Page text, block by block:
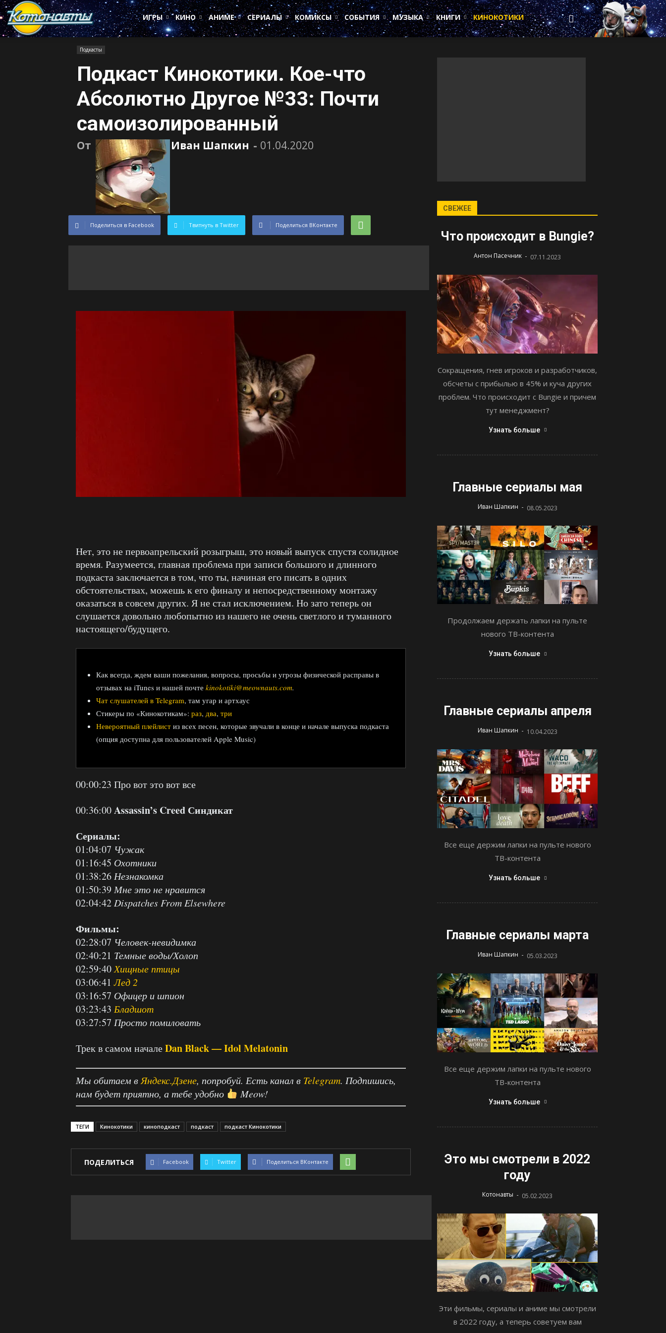
Котонавты
ИГРЫ
КИНО АНИМЕ СЕРИАЛЫ КОМИКСЫ СОБЫТИЯ МУЗЫКА КНИГИ КИНОКОТИКИ
Подкасты
Подкаст Кинокотики. Кое-что
Абсолютно Другое №33: Почти
самоизолированный
От Иван Шапкин - 01.04.2020
Поделиться в Facebook Твитнуть в Twitter Поделиться ВКонтакте
Нет, это не первоапрельский розыгрыш, это новый выпуск спустя солидное
время. Разумеется, главная проблема при записи большого и длинного
подкаста заключается в том, что ты, начиная его писать в одних
обстоятельствах, можешь к его финалу и непосредственному монтажу
оказаться в совсем других. Я не стал исключением. Но зато теперь он
слушается довольно любопытно из нашего не очень светлого и туманного
настоящего/будущего.
Как всегда, ждем ваши пожелания, вопросы, просьбы и угрозы физической расправы в
отзывах на iTunes и нашей почте kinokotiki@meownauts.com.
Чат слушателей в Telegram, там угар и артхаус
Стикеры по «Кинокотикам»: раз, два, три
Невероятный плейлист из всех песен, которые звучали в конце и начале выпуска подкаста
(опция доступна для пользователей Apple Music)
00:00:23 Про вот это вот все
00:36:00Assassin’s Creed Синдикат
Сериалы:
01:04:07 Чужак
01:16:45 Охотники
01:38:26 Незнакомка
01:50:39 Мне это не нравится
02:04:42 Dispatches From Elsewhere
Фильмы:
02:28:07 Человек-невидимка
02:40:21 Темные воды/Холоп
02:59:40Хищные птицы
03:06:41Лед 2
03:16:57 Офицер и шпион
03:23:43 Бладшот
03:27:57 Просто помиловать
Трек в самом началеDan Black — Idol Melatonin
Мы обитаем в Яндекс.Дзене, попробуй. Есть канал в Telegram. Подпишись,
нам будет приятно, а тебе удобно
Meow!
ТЕГИ Кинокотики киноподкаст подкаст подкаст Кинокотики
ПОДЕЛИТЬСЯ Facebook Twitter Поделиться ВКонтакте
СВЕЖЕЕ
Что происходит в Bungie?
Антон Пасечник - 07.11.2023
Сокращения, гнев игроков и разработчиков,
обсчеты с прибылью в 45% и куча других
проблем. Что происходит с Bungie и причем
тут менеджмент?
Узнать больше
Главные сериалы мая
Иван Шапкин - 08.05.2023
Продолжаем держать лапки на пульте
нового ТВ-контента
Узнать больше
Главные сериалы апреля
Иван Шапкин - 10.04.2023
Все еще держим лапки на пульте нового
ТВ-контента
Узнать больше
Главные сериалы марта
Иван Шапкин - 05.03.2023
Все еще держим лапки на пульте нового
ТВ-контента
Узнать больше
Это мы смотрели в 2022
году
Котонавты - 05.02.2023
Эти фильмы, сериалы и аниме мы смотрели
в 2022 году, а теперь советуем вам